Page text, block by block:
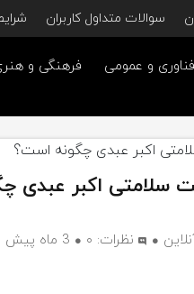
سوالات متداول کاربران
فناوری و عمومی
فرهنگی و
سلامتی اکبر عبدی
نظرات: ۰ 3 ماه پیش